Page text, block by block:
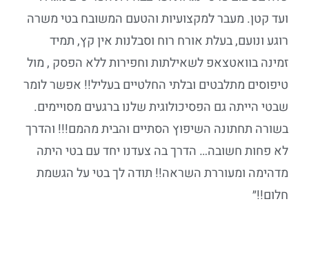
ועד קטן. מעבר למקצועיות והטעם המשובח בטי משרה
רוגע ונועם, בעלת אורח רוח וסבלנות אין קץ, תמיד
זמינה בוואטצאפ לשאילתות וחפירות ללא הפסק , מול
טיפוסים מתלבטים ובלתי החלטיים בעליל!! אפשר לומר
שבטי הייתה גם הפסיכולוגית שלנו ברגעים מסויימים.
בשורה תחתונה השיפוץ הסתיים והבית מהמם!!! והדרך
לא פחות חשובה… הדרך בה צעדנו יחד עם בטי היתה
מדהימה ומעוררת השראה!! תודה לך בטי על הגשמת
חלום!!״